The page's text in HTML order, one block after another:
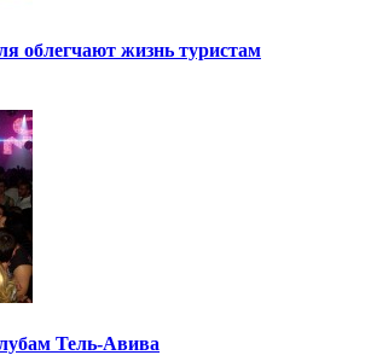
облегчают жизнь туристам
Тель-Авива